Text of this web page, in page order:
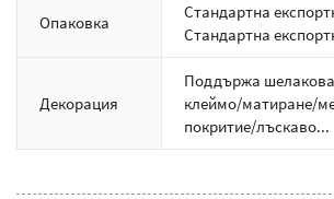
Опаковка
Стандартна
Стандартна
Декорация
Поддържа
клеймо/матиране/
покритие/лъскаво...